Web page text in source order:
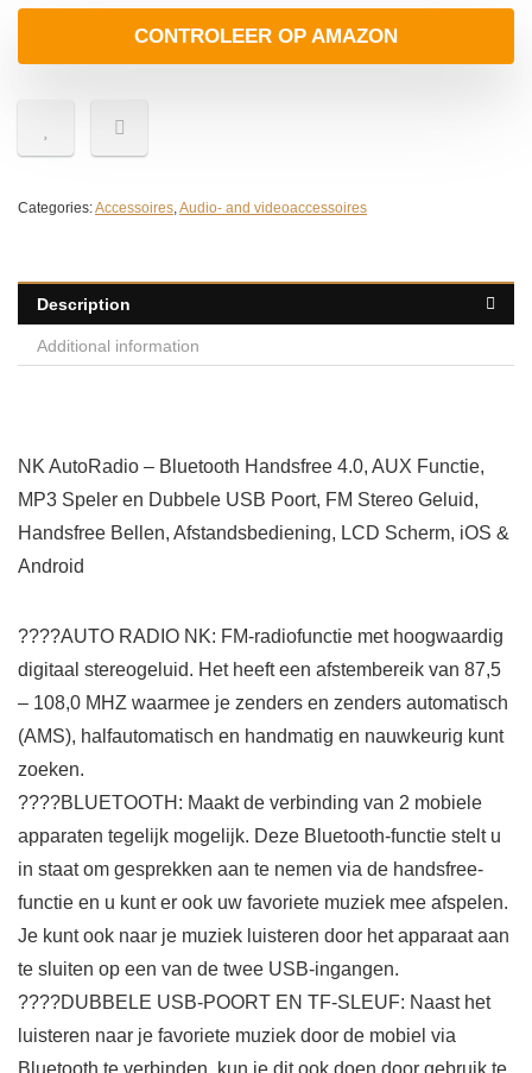
CONTROLEER OP AMAZON
Categories:Accessoires,Audio- and videoaccessoires
Description
Additional information
NK AutoRadio – Bluetooth Handsfree 4.0, AUX Functie,
MP3 Speler en Dubbele USB Poort, FM Stereo Geluid,
Handsfree Bellen, Afstandsbediening, LCD Scherm, iOS &
Android
????AUTO RADIO NK: FM-radiofunctie met hoogwaardig
digitaal stereogeluid. Het heeft een afstembereik van 87,5
– 108,0 MHZ waarmee je zenders en zenders automatisch
(AMS), halfautomatisch en handmatig en nauwkeurig kunt
zoeken.
????BLUETOOTH: Maakt de verbinding van 2 mobiele
apparaten tegelijk mogelijk. Deze Bluetooth-functie stelt u
in staat om gesprekken aan te nemen via de handsfree-
functie en u kunt er ook uw favoriete muziek mee afspelen.
Je kunt ook naar je muziek luisteren door het apparaat aan
te sluiten op een van de twee USB-ingangen.
????DUBBELE USB-POORT EN TF-SLEUF: Naast het
luisteren naar je favoriete muziek door de mobiel via